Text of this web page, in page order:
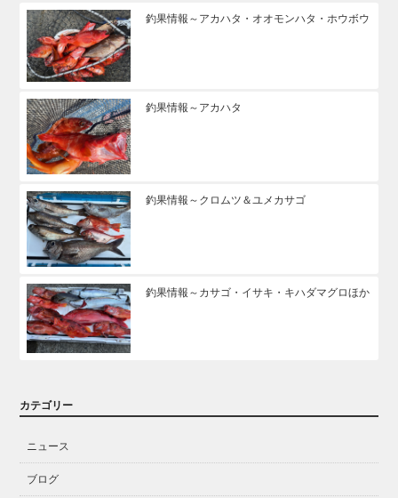
釣果情報～アカハタ・オオモンハタ・ホウボウ
釣果情報～アカハタ
釣果情報～クロムツ＆ユメカサゴ
釣果情報～カサゴ・イサキ・キハダマグロほか
カテゴリー
ニュース
ブログ